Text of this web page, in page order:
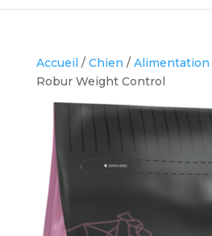
Accueil / Chien / Alimentation
Robur Weight Control